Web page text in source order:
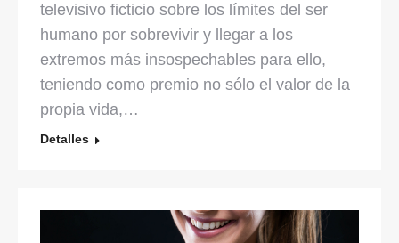
televisivo ficticio sobre los límites del ser
humano por sobrevivir y llegar a los
extremos más insospechables para ello,
teniendo como premio no sólo el valor de la
propia vida,…
Detalles